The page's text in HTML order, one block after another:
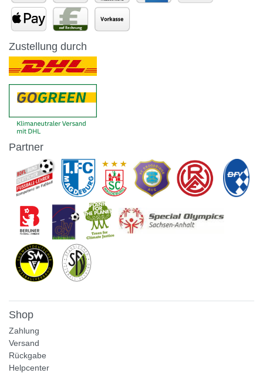
Zustellung durch
Partner
Shop
Zahlung
Versand
Rückgabe
Helpcenter